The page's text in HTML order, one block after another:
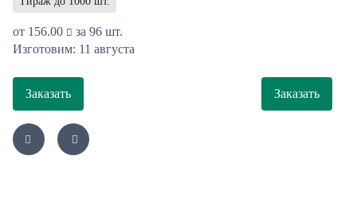
от 156.00
за 96 шт.
Изготовим: 11 августа
Заказать Заказать